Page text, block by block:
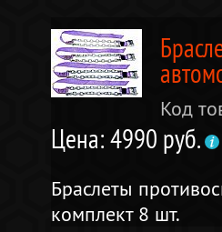
Код
Цена: 4990 руб.
Браслеты
комплект 8 шт.